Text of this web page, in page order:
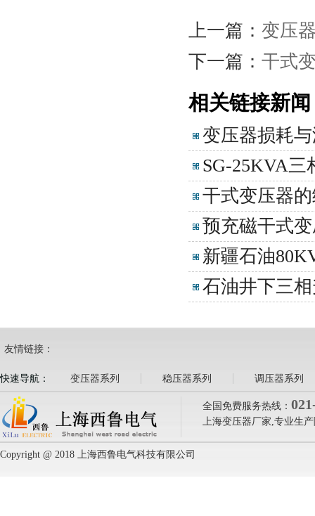
上一篇： 变压
下一篇： 干式
相关链接新闻
变压器损耗
SG-25KVA三
干式变压器
预充磁干式
新疆石油
石油井下三
友情链接：
快速导航： 变压器系列 稳压器系列 调压器系列
全国免费服务热线：
上海变压器厂家,专业生
Copyright @ 2018 上海西鲁电气科技有限公司